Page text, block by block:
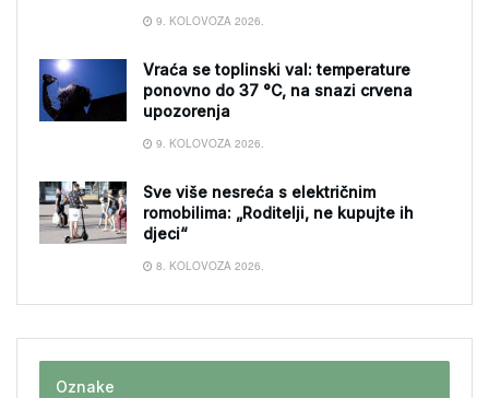
9. KOLOVOZA 2026.
Vraća se toplinski val: temperature
ponovno do 37 °C, na snazi crvena
upozorenja
9. KOLOVOZA 2026.
Sve više nesreća s električnim
romobilima: „Roditelji, ne kupujte ih
djeci“
8. KOLOVOZA 2026.
Oznake